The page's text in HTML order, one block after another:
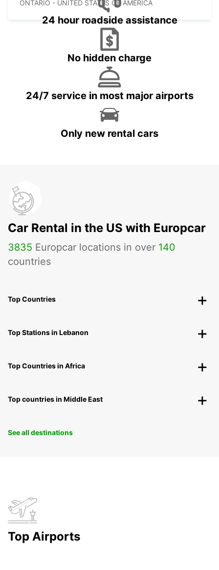
ONTARIO - UNITED STATES OF AMERICA
24 hour roadside assistance
No hidden charge
24/7 service in most major airports
Only new rental cars
Car Rental in the US with Europcar
3835 Europcar locations in over 140
countries
Top Countries
Top Stations in Lebanon
Top Countries in Africa
Top countries in Middle East
See all destinations
Top Airports